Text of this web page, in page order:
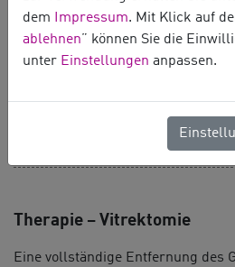
Schäden an diesen Strukturen
einerseits durch korrekte
durch denAugenarzt
Augenlinse und Netzhaut schützt.
Therapie – Vitrektomie
Eine vollständige Entfernung des
dem
Impressum. Mit Klick auf
ablehnen” können Sie die
unter Einstellungen anpassen.